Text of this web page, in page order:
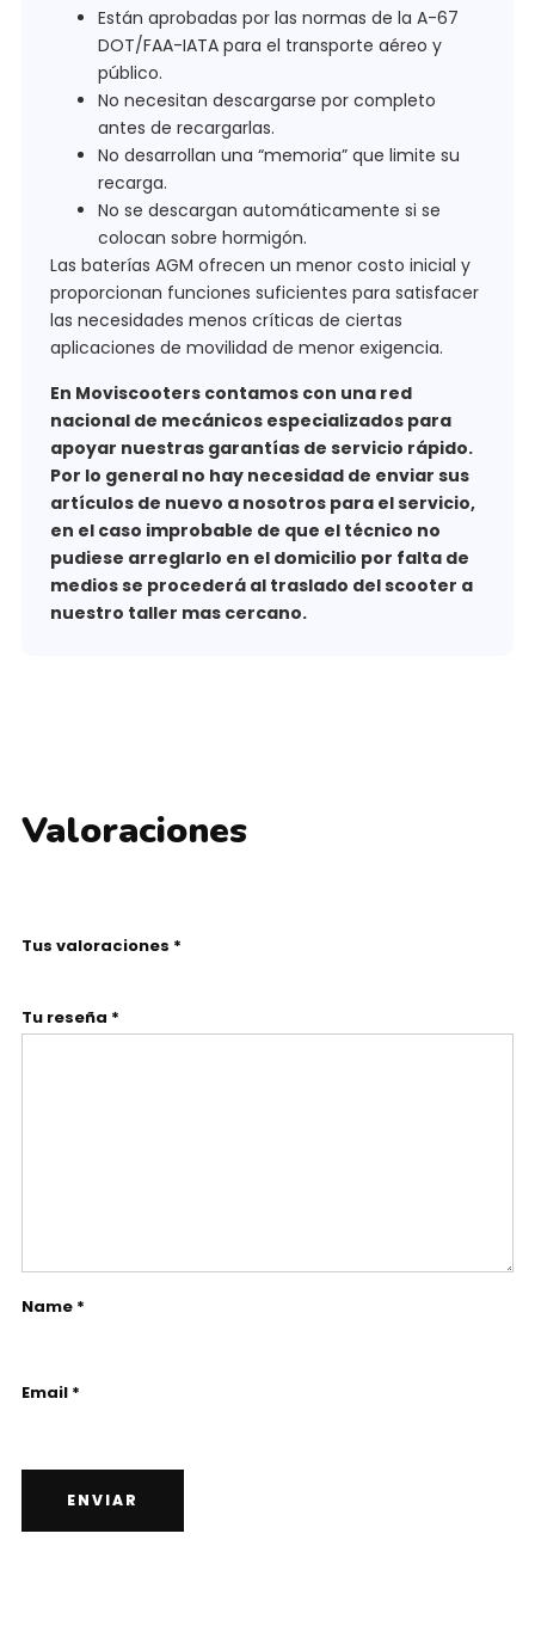
Están aprobadas por las normas de la A-67
DOT/FAA-IATA para el transporte aéreo y
público.
No necesitan descargarse por completo
antes de recargarlas.
No desarrollan una “memoria” que limite su
recarga.
No se descargan automáticamente si se
colocan sobre hormigón.
Las baterías AGM ofrecen un menor costo inicial y
proporcionan funciones suficientes para satisfacer
las necesidades menos críticas de ciertas
aplicaciones de movilidad de menor exigencia.
En Moviscooters contamos con una red
nacional de mecánicos especializados para
apoyar nuestras garantías de servicio rápido.
Por lo general no hay necesidad de enviar sus
artículos de nuevo a nosotros para el servicio,
en el caso improbable de que el técnico no
pudiese arreglarlo en el domicilio por falta de
medios se procederá al traslado del scooter a
nuestro taller mas cercano.
Valoraciones
Tus valoraciones *
Tu reseña *
Name *
Email *